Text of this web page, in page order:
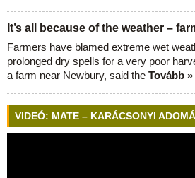
It’s all because of the weather –
Farmers have blamed extreme wet
prolonged dry spells for a very poor
a farm near Newbury, said the Tovább »
VIDEÓ: MATE – KARÁCSONYI